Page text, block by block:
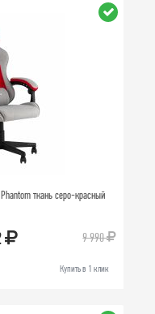
ткань серо-красный
9 990
Купить в 1 клик